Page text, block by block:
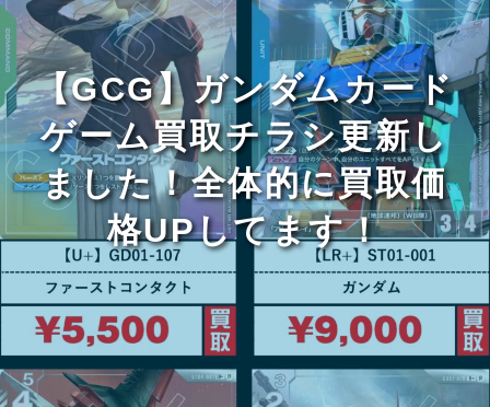
【GCG】ガンダムカード
ゲーム買取チラシ更新し
ました！全体的に買取価
格UPしてます！